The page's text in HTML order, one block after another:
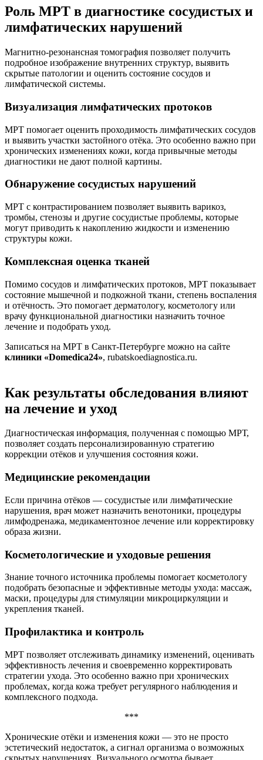
Роль МРТ в диагностике сосудистых и
лимфатических нарушений
Магнитно-резонансная томография позволяет получить
подробное изображение внутренних структур, выявить
скрытые патологии и оценить состояние сосудов и
лимфатической системы.
Визуализация лимфатических протоков
МРТ помогает оценить проходимость лимфатических сосудов
и выявить участки застойного отёка. Это особенно важно при
хронических изменениях кожи, когда привычные методы
диагностики не дают полной картины.
Обнаружение сосудистых нарушений
МРТ с контрастированием позволяет выявить варикоз,
тромбы, стенозы и другие сосудистые проблемы, которые
могут приводить к накоплению жидкости и изменению
структуры кожи.
Комплексная оценка тканей
Помимо сосудов и лимфатических протоков, МРТ показывает
состояние мышечной и подкожной ткани, степень воспаления
и отёчность. Это помогает дерматологу, косметологу или
врачу функциональной диагностики назначить точное
лечение и подобрать уход.
Записаться на МРТ в Санкт-Петербурге можно на сайте
клиники «Domedica24», rubatskoediagnostica.ru.
Как результаты обследования влияют
на лечение и уход
Диагностическая информация, полученная с помощью МРТ,
позволяет создать персонализированную стратегию
коррекции отёков и улучшения состояния кожи.
Медицинские рекомендации
Если причина отёков — сосудистые или лимфатические
нарушения, врач может назначить венотоники, процедуры
лимфодренажа, медикаментозное лечение или корректировку
образа жизни.
Косметологические и уходовые решения
Знание точного источника проблемы помогает косметологу
подобрать безопасные и эффективные методы ухода: массаж,
маски, процедуры для стимуляции микроциркуляции и
укрепления тканей.
Профилактика и контроль
МРТ позволяет отслеживать динамику изменений, оценивать
эффективность лечения и своевременно корректировать
стратегии ухода. Это особенно важно при хронических
проблемах, когда кожа требует регулярного наблюдения и
комплексного подхода.
***
Хронические отёки и изменения кожи — это не просто
эстетический недостаток, а сигнал организма о возможных
скрытых нарушениях. Визуального осмотра бывает